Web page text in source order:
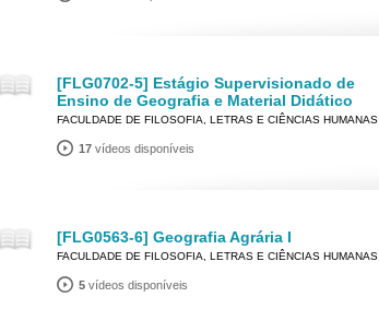
[FLG0702-5] Estágio Supervisionado de
Ensino de Geografia e Material Didático
FACULDADE DE FILOSOFIA, LETRAS E CIÊNCIAS HUMANAS
17 vídeos disponíveis
[FLG0563-6] Geografia Agrária I
FACULDADE DE FILOSOFIA, LETRAS E CIÊNCIAS HUMANAS
5 vídeos disponíveis